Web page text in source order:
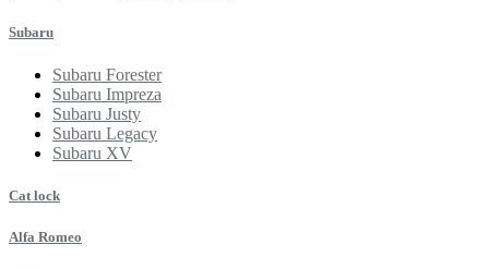
Subaru
Subaru Forester
Subaru Impreza
Subaru Justy
Subaru Legacy
Subaru XV
Cat lock
Alfa Romeo